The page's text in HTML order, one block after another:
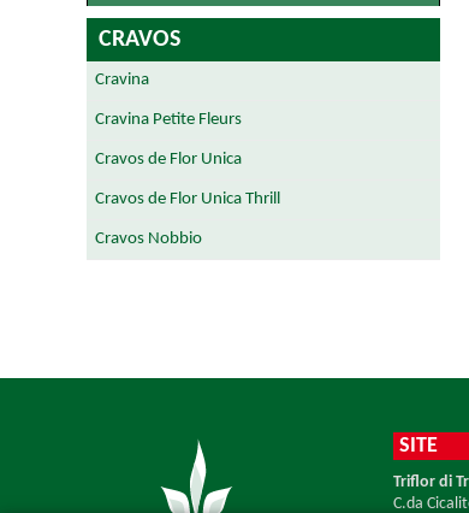
CRAVOS
Cravina
Cravina Petite Fleurs
Cravos de Flor Unica
Cravos de Flor Unica Thrill
Cravos Nobbio
SITE
Triflor di
C.da